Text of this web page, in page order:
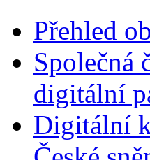
Přehled
Společná
digitální
Digitální